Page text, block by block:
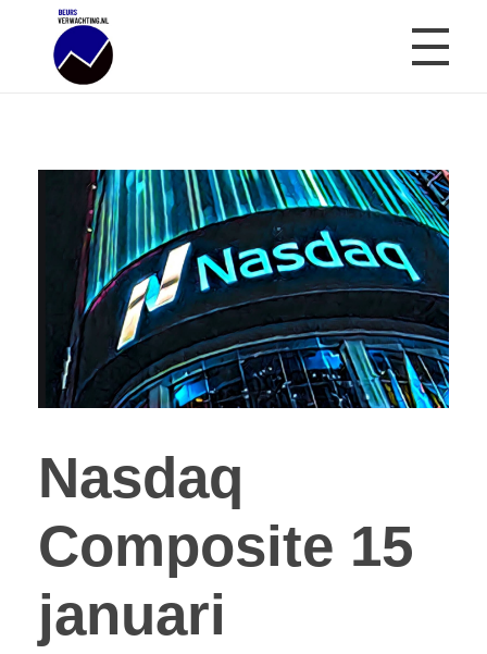
Nasdaq
Composite 15
januari